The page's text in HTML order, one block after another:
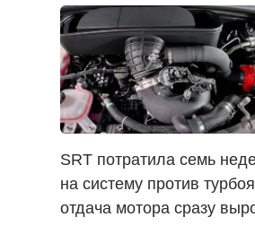
SRT потратила семь
на систему против
отдача мотора сразу